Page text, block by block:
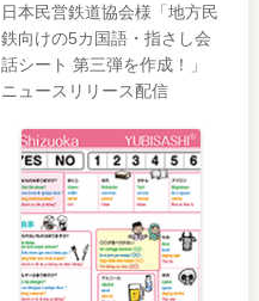
日本民営鉄道協会様「地方民
鉄向けの5カ国語・指さし会
話シート 第三弾を作成！」
ニュースリリース配信